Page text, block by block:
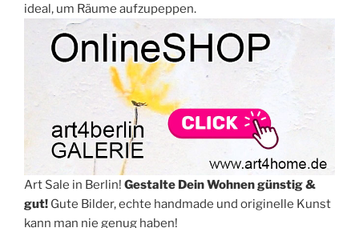
ideal, um Räume aufzupeppen.
Art Sale in Berlin! Gestalte Dein Wohnen günstig &
gut! Gute Bilder, echte handmade und originelle Kunst
kann man nie genug haben!